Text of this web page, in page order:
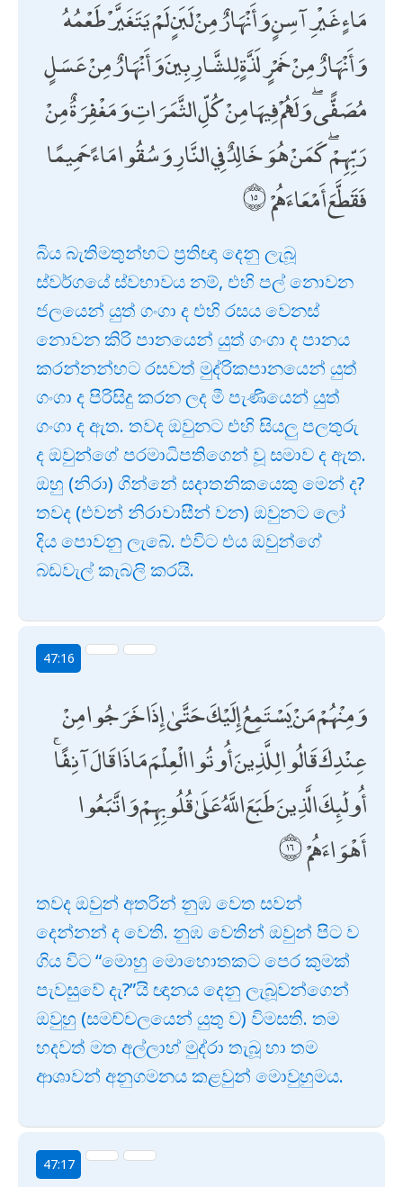
مَاءٍ غَيْرِ آسِنٍ وَأَنْهَارٌ مِنْ لَبَنٍ لَمْ يَتَغَيَّرْ طَعْمُهُ
وَأَنْهَارٌ مِنْ خَمْرٍ لَذَّةٍ لِلشَّارِبِينَ وَأَنْهَارٌ مِنْ عَسَلٍ
مُصَفًّى ۖ وَلَهُمْ فِيهَا مِنْ كُلِّ الثَّمَرَاتِ وَمَغْفِرَةٌ مِنْ
رَبِّهِمْ ۖ كَمَنْ هُوَ خَالِدٌ فِي النَّارِ وَسُقُوا مَاءً حَمِيمًا
فَقَطَّعَ أَمْعَاءَهُمْ
බිය බැතිමතුන්හට ප්‍රතිඥා දෙනු ලැබූ
ස්වර්ගයේ ස්වභාවය නම්, එහි පල් නොවන
ජලයෙන් යුත් ගංගා ද එහි රසය වෙනස්
නොවන කිරි පානයෙන් යුත් ගංගා ද පානය
කරන්නන්හට රසවත් මුද්රිකපානයෙන් යුත්
ගංගා ද පිරිසිදු කරන ලද මී පැණියෙන් යුත්
ගංගා ද ඇත. තවද ඔවුනට එහි සියලු පලතුරු
ද ඔවුන්ගේ පරමාධිපතිගෙන් වූ සමාව ද ඇත.
ඔහු (නිරා) ගින්නේ සදාතනිකයෙකු මෙන් ද?
තවද (එවන් නිරාවාසීන් වන) ඔවුනට ලෝ
දිය පොවනු ලැබේ. එවිට එය ඔවුන්ගේ
බඩවැල් කැබලි කරයි.
47:16
وَمِنْهُمْ مَنْ يَسْتَمِعُ إِلَيْكَ حَتَّىٰ إِذَا خَرَجُوا مِنْ
عِنْدِكَ قَالُوا لِلَّذِينَ أُوتُوا الْعِلْمَ مَاذَا قَالَ آنِفًا ۚ
أُولَٰئِكَ الَّذِينَ طَبَعَ اللَّهُ عَلَىٰ قُلُوبِهِمْ وَاتَّبَعُوا
أَهْوَاءَهُمْ
තවද ඔවුන් අතරින් නුඹ වෙත සවන්
දෙන්නන් ද වෙති. නුඹ වෙතින් ඔවුන් පිට ව
ගිය විට “මොහු මොහොතකට පෙර කුමක්
පැවසුවේ දැ?”යි ඥානය දෙනු ලැබූවන්ගෙන්
ඔවුහු (සමච්චලයෙන් යුතු ව) විමසති. තම
හදවත් මත අල්ලාහ් මුද්රා තැබූ හා තම
ආශාවන් අනුගමනය කළවුන් මොවුහුමය.
47:17